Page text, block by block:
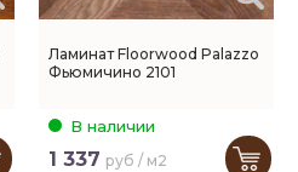
Ламинат Floorwood Palazzo
Фьюмичино 2101
В наличии
1 337 руб / м2